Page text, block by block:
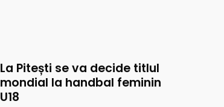
La Pitești se va decide titlul
mondial la handbal feminin
U18